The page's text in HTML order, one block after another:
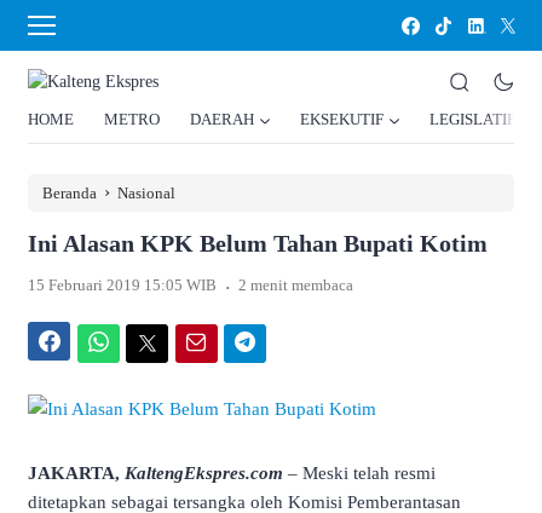
HOME METRO DAERAH EKSEKUTIF LEGISLATIF
Beranda › Nasional
Ini Alasan KPK Belum Tahan Bupati Kotim
15 Februari 2019 15:05 WIB . 2 menit membaca
JAKARTA, KaltengEkspres.com – Meski telah resmi
ditetapkan sebagai tersangka oleh Komisi Pemberantasan